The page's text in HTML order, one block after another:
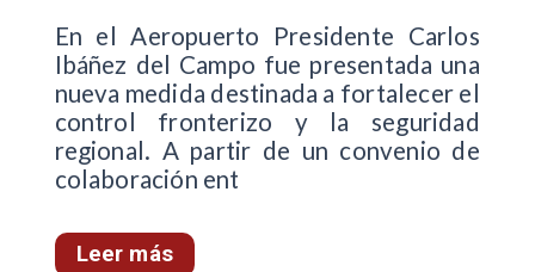
En el Aeropuerto Presidente Carlos
Ibáñez del Campo fue presentada una
nueva medida destinada a fortalecer el
control fronterizo y la seguridad
regional. A partir de un convenio de
colaboración ent
Leer más